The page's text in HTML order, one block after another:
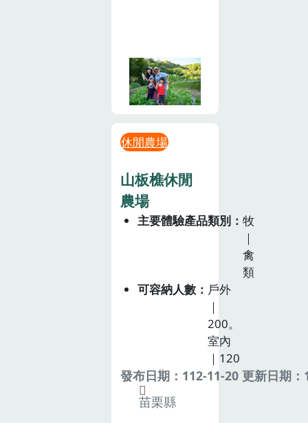
休閒農場
山板樵休閒
農場
主要體驗產品類別
牧
｜
禽
類
可容納人數
戶外
｜
200。
室內
｜120
發布日期：112-11-20 更新日期
苗栗縣